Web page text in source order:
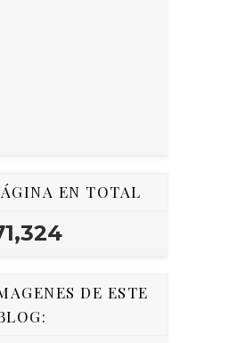
EN TOTAL
DE ESTE